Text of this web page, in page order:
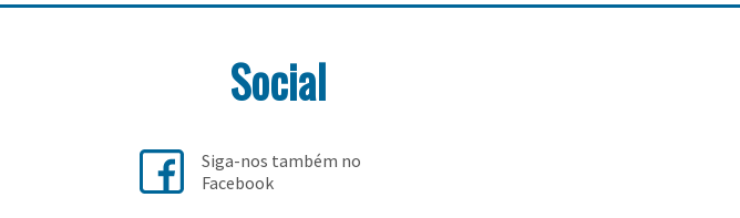
Social
Siga-nos também no
Facebook